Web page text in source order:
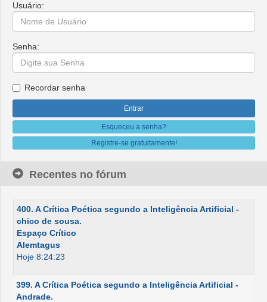
Usuário:
Senha:
Recordar senha
Esqueceu a senha?
Registre-se gratuitamente!
Recentes no fórum
400. A Crítica Poética segundo a Inteligência Artificial -
chico de sousa.
Espaço Crítico
Alemtagus
Hoje 8:24:23
399. A Crítica Poética segundo a Inteligência Artificial -
Andrade.